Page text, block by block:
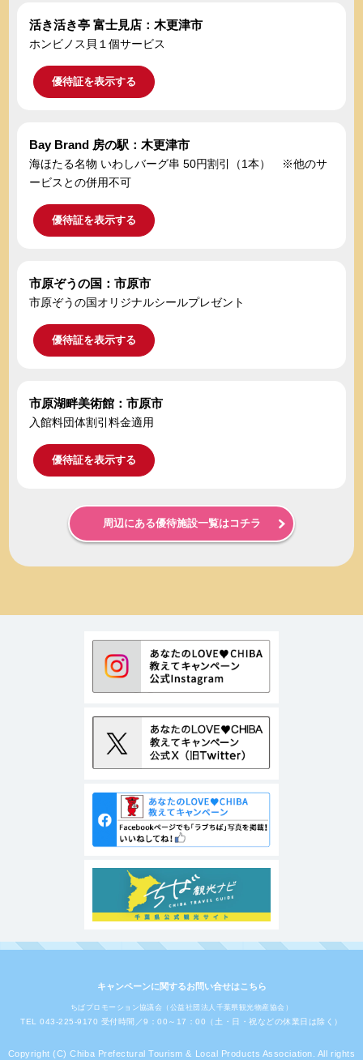
活き活き亭 富士見店：木更津市
ホンビノス貝１個サービス
優待証を表示する
Bay Brand 房の駅：木更津市
海ほたる名物 いわしバーグ串 50円割引（1本） ※他のサ
ービスとの併用不可
優待証を表示する
市原ぞうの国：市原市
市原ぞうの国オリジナルシールプレゼント
優待証を表示する
市原湖畔美術館：市原市
入館料団体割引料金適用
優待証を表示する
周辺にある優待施設一覧はコチラ
キャンペーンに関するお問い合せはこちら
ちばプロモーション協議会（公益社団法人千葉県観光物産協会）
TEL 043-225-9170 受付時間／9：00～17：00（土・日・祝などの休業日は除く）
Copyright (C) Chiba Prefectural Tourism & Local Products Association. All rights